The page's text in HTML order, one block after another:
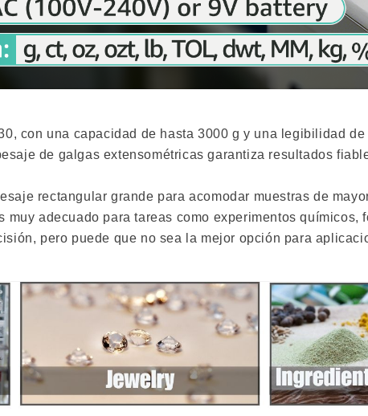
con una capacidad de hasta 3000 g y una legibilidad
de galgas extensométricas garantiza resultados
rectangular grande para acomodar muestras de
muy adecuado para tareas como experimentos
pero puede que no sea la mejor opción para